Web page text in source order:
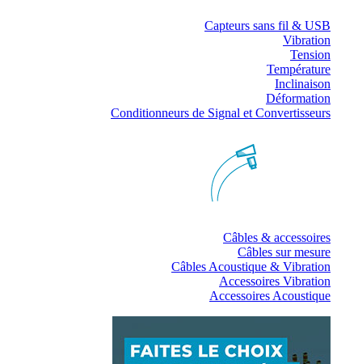
Capteurs sans fil & USB
Vibration
Tension
Température
Inclinaison
Déformation
Conditionneurs de Signal et Convertisseurs
Câbles & accessoires
Câbles sur mesure
Câbles Acoustique & Vibration
Accessoires Vibration
Accessoires Acoustique